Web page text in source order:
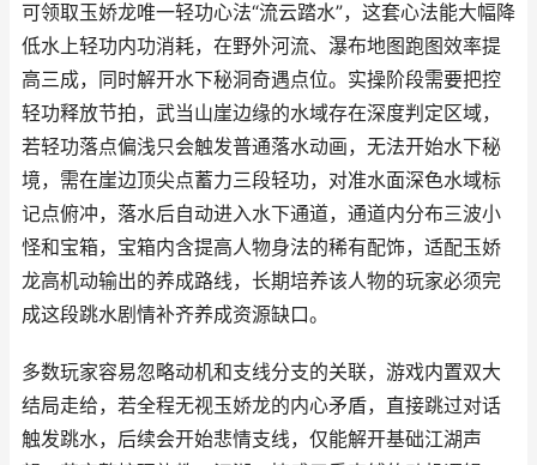
可领取玉娇龙唯一轻功心法“流云踏水”，这套心法能大幅降
低水上轻功内功消耗，在野外河流、瀑布地图跑图效率提
高三成，同时解开水下秘洞奇遇点位。实操阶段需要把控
轻功释放节拍，武当山崖边缘的水域存在深度判定区域，
若轻功落点偏浅只会触发普通落水动画，无法开始水下秘
境，需在崖边顶尖点蓄力三段轻功，对准水面深色水域标
记点俯冲，落水后自动进入水下通道，通道内分布三波小
怪和宝箱，宝箱内含提高人物身法的稀有配饰，适配玉娇
龙高机动输出的养成路线，长期培养该人物的玩家必须完
成这段跳水剧情补齐养成资源缺口。
多数玩家容易忽略动机和支线分支的关联，游戏内置双大
结局走给，若全程无视玉娇龙的内心矛盾，直接跳过对话
触发跳水，后续会开始悲情支线，仅能解开基础江湖声